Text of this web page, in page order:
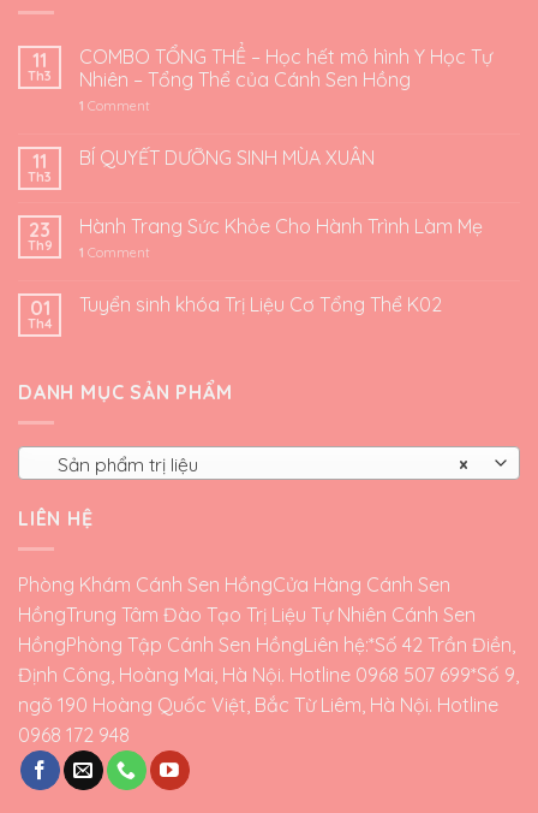
11
Th3
COMBO TỔNG THỂ – Học hết mô hình Y Học Tự
Nhiên – Tổng Thể của Cánh Sen Hồng
1 Comment
11
Th3
BÍ QUYẾT DƯỠNG SINH MÙA XUÂN
23
Th9
Hành Trang Sức Khỏe Cho Hành Trình Làm Mẹ
1 Comment
01
Th4
Tuyển sinh khóa Trị Liệu Cơ Tổng Thể K02
DANH MỤC SẢN PHẨM
×
Sản phẩm trị liệu
LIÊN HỆ
Phòng Khám Cánh Sen HồngCửa Hàng Cánh Sen
HồngTrung Tâm Đào Tạo Trị Liệu Tự Nhiên Cánh Sen
HồngPhòng Tập Cánh Sen HồngLiên hệ:*Số 42 Trần Điền,
Định Công, Hoàng Mai, Hà Nội. Hotline 0968 507 699*Số 9,
ngõ 190 Hoàng Quốc Việt, Bắc Từ Liêm, Hà Nội. Hotline
0968 172 948